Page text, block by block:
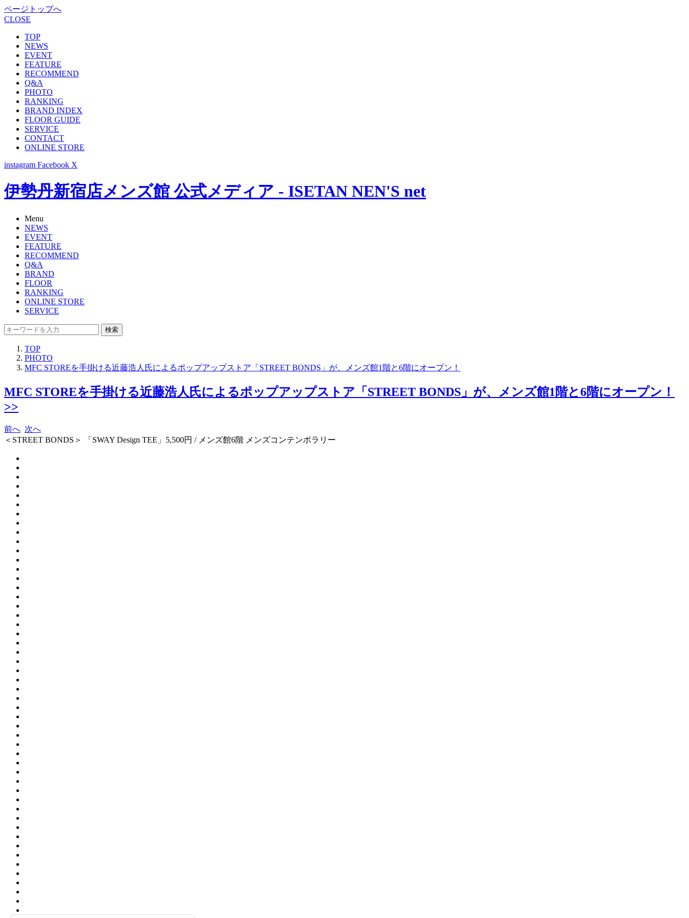
ページトップへ
CLOSE
TOP
NEWS
EVENT
FEATURE
RECOMMEND
Q&A
PHOTO
RANKING
BRAND INDEX
FLOOR GUIDE
SERVICE
CONTACT
ONLINE STORE
instagram Facebook X
伊勢丹新宿店メンズ館 公式メディア - ISETAN NEN'S net
Menu
NEWS
EVENT
FEATURE
RECOMMEND
Q&A
BRAND
FLOOR
RANKING
ONLINE STORE
SERVICE
検索
TOP
PHOTO
MFC STOREを手掛ける近藤浩人氏によるポップアップストア「STREET BONDS」が、メンズ館1階と6階にオープン！
MFC STOREを手掛ける近藤浩人氏によるポップアップストア「STREET BONDS」が、メンズ館1階と6階にオープン！
>>
前へ 次へ
＜STREET BONDS＞ 「SWAY Design TEE」5,500円 / メンズ館6階 メンズコンテンポラリー